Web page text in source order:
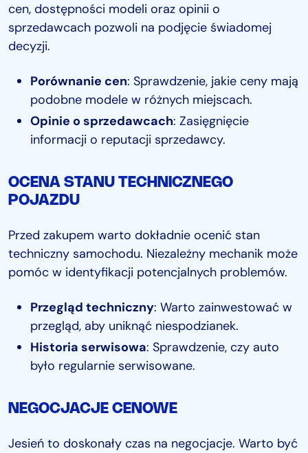
cen, dostępności modeli oraz opinii o
sprzedawcach pozwoli na podjęcie świadomej
decyzji.
Porównanie cen: Sprawdzenie, jakie ceny mają
podobne modele w różnych miejscach.
Opinie o sprzedawcach: Zasięgnięcie
informacji o reputacji sprzedawcy.
OCENA STANU TECHNICZNEGO
POJAZDU
Przed zakupem warto dokładnie ocenić stan
techniczny samochodu. Niezależny mechanik może
pomóc w identyfikacji potencjalnych problemów.
Przegląd techniczny: Warto zainwestować w
przegląd, aby uniknąć niespodzianek.
Historia serwisowa: Sprawdzenie, czy auto
było regularnie serwisowane.
NEGOCJACJE CENOWE
Jesień to doskonały czas na negocjacje. Warto być